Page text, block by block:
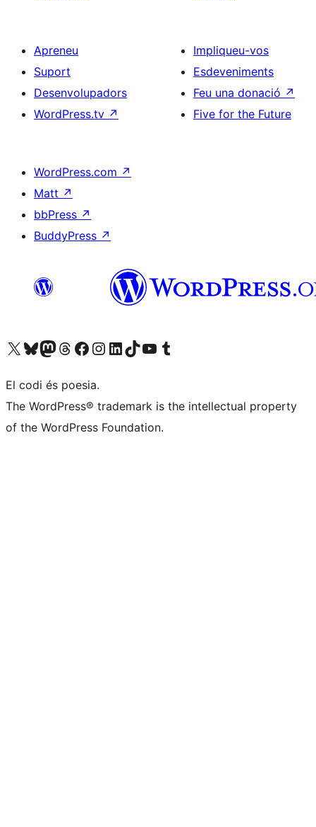
Apreneu
Suport
Desenvolupadors
WordPress.tv ↗
Impliqueu-vos
Esdeveniments
Feu una donació ↗
Five for the Future
WordPress.com ↗
Matt ↗
bbPress ↗
BuddyPress ↗
Visiteu el nostre compte X (abans Twitter)
Visiteu el nostre compte de Bluesky
Visiteu el nostre compte al Mastodon
Visiteu el nostre compte de Threads
Visiteu la nostra pàgina al Facebook
Visiteu el nostre compte d'Instagram
Visiteu el nostre compte de LinkedIn
Visiteu el nostre compte de TikTok
Visiteu el nostre canal al YouTube
Visiteu el nostre compte de Tumblr
El codi és poesia.
The WordPress® trademark is the intellectual property
of the WordPress Foundation.